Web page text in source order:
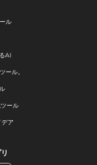
ル
AI
ール。
ール
ア